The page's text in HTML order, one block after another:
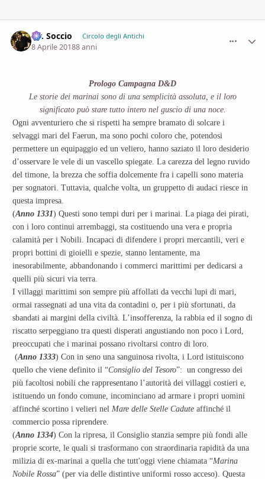
Sir. Soccio Circolo degli Antichi
8 Aprile 20188 anni
Prologo Campagna D&D
Le storie dei marinai sono di una semplicità assoluta, e il loro
significato può stare tutto intero nel guscio di una noce.
Ogni avventuriero che si rispetti ha sempre bramato di solcare i
selvaggi mari del Faerun, ma sono pochi coloro che, potendosi
permettere un equipaggio ed un veliero, hanno saziato il loro desiderio
d’osservare le vele di un vascello spiegate. La carezza del legno ruvido
del timone, la brezza che soffia dolcemente fra i capelli sono materia
per sognatori. Tuttavia, qualche volta, un gruppetto di audaci riesce in
questa impresa.
(Anno 1331) Questi sono tempi duri per i marinai. La piaga dei pirati,
con i loro continui arrembaggi, sta costituendo una vera e propria
calamità per i Nobili. Incapaci di difendere i propri mercantili, veri e
propri bottini di gioielli e spezie, stanno lentamente, ma
inesorabilmente, abbandonando i commerci marittimi per dedicarsi a
quelli più sicuri via terra.
I villaggi marittimi son sempre più affollati da vecchi lupi di mari,
ormai rassegnati ad una vita da contadini o, per i più sfortunati, da
sbandati ai margini della civiltà. L’insofferenza, la rabbia ed il sogno di
riscatto serpeggiano tra questi disperati angustiando non poco i Lord,
preoccupati che i marinai possano rivoltarsi contro di loro.
(Anno 1333) Con in seno una sanguinosa rivolta, i Lord istituiscono
quello che viene definito il “Consiglio del Tesoro”: un congresso dei
più facoltosi nobili che rappresentano l’autorità dei villaggi costieri e,
istituendo un fondo comune, incominciano ad armare i propri uomini
affinché scortino i velieri nel Mare delle Stelle Cadute affinché il
commercio possa riprendere.
(Anno 1334) Con la ripresa, il Consiglio stanzia sempre più fondi alle
proprie scorte, le quali si trasformano con straordinaria rapidità da una
milizia di ex-marinai a quella che tutt'oggi viene chiamata “Marina
Nobile Rossa” (per via delle distintive uniformi rosso acceso). Questa